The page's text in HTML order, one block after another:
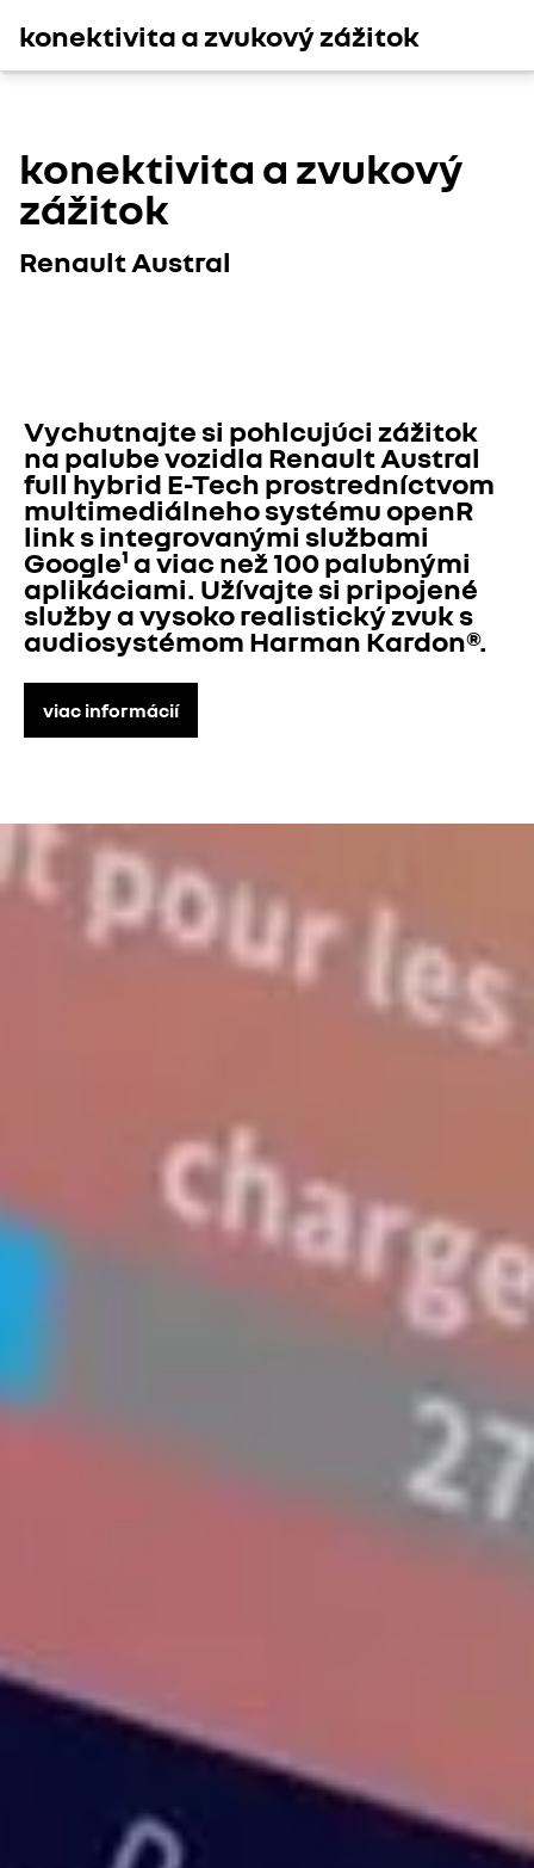
konektivita a zvukový zážitok
konektivita a zvukový
zážitok
Renault Austral
Vychutnajte si pohlcujúci zážitok
na palube vozidla Renault Austral
full hybrid E-Tech prostredníctvom
multimediálneho systému openR
link s integrovanými službami
Google¹ a viac než 100 palubnými
aplikáciami. Užívajte si pripojené
služby a vysoko realistický zvuk s
audiosystémom Harman Kardon®.​
viac informácií